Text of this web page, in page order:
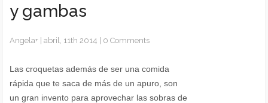
y gambas
Angela+ |abril, 11th 2014 0 Comments
Las croquetas además de ser una comida
rápida que te saca de más de un apuro, son
un gran invento para aprovechar las sobras de